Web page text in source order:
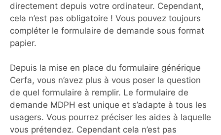
directement depuis votre ordinateur. Cependant,
cela n’est pas obligatoire ! Vous pouvez toujours
compléter le formulaire de demande sous format
papier.
Depuis la mise en place du formulaire générique
Cerfa, vous n’avez plus à vous poser la question
de quel formulaire à remplir. Le formulaire de
demande MDPH est unique et s’adapte à tous les
usagers. Vous pourrez préciser les aides à laquelle
vous prétendez. Cependant cela n’est pas